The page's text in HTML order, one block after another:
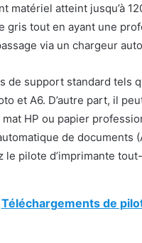
matériel atteint jusqu’à
gris tout en ayant une
via un chargeur
de support standard tels
et A6. D’autre part, il
HP ou papier
de
le pilote d’imprimante
Téléchargements de